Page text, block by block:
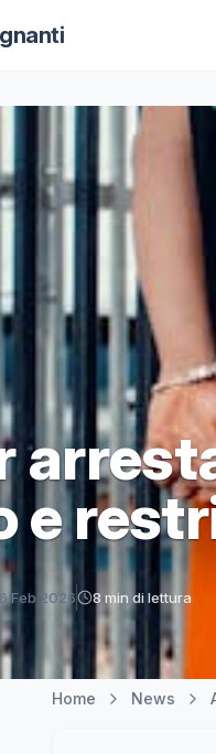
e
Feb 2026 8 min di lettura
Home News